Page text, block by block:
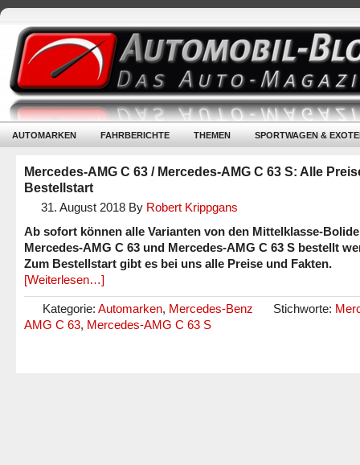
AUTOMARKEN FAHRBERICHTE THEMEN SPORTWAGEN &
Mercedes-AMG C 63 / Mercedes-AMG C 63 S: Alle
Bestellstart
31. August 2018 By Robert Krippgans
Ab sofort können alle Varianten von den Mittelklasse-
Mercedes-AMG C 63 und Mercedes-AMG C 63 S bestellt
Zum Bestellstart gibt es bei uns alle Preise und Fakten.
[Weiterlesen…]
Kategorie: Automarken, Mercedes-Benz Stichworte:
AMG C 63, Mercedes-AMG C 63 S